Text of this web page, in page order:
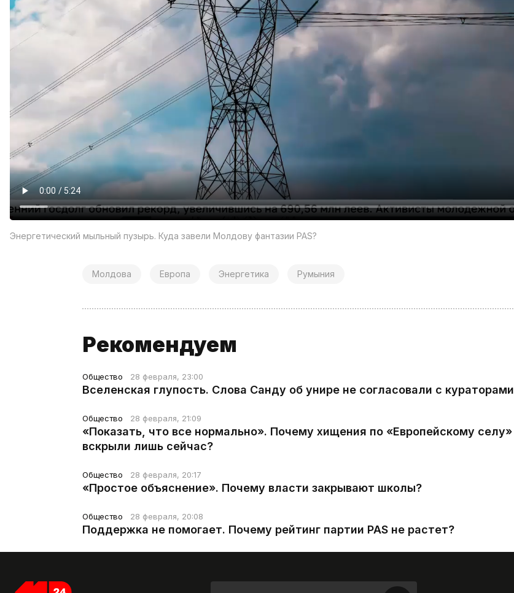
Энергетический мыльный пузырь. Куда завели Молдову фантазии PAS?
Молдова Европа Энергетика Румыния
Рекомендуем
Общество 28 февраля, 23:00
Вселенская глупость. Слова Санду об унире не согласовали с кураторами
Общество 28 февраля, 21:09
«Показать, что все нормально». Почему хищения по «Европейскому селу»
вскрыли лишь сейчас?
Общество 28 февраля, 20:17
«Простое объяснение». Почему власти закрывают школы?
Общество 28 февраля, 20:08
Поддержка не помогает. Почему рейтинг партии PAS не растет?